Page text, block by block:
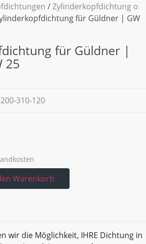
/Zylinderkopfdichtung o
für Güldner | GW
für Güldner |
25
310-120
Warenkorb
wir die Möglichkeit, IHRE Dichtung in